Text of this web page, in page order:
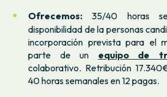
Ofrecemos: 35/40 horas
disponibilidad de la personas
incorporación prevista para el
parte de un equipo de
colaborativo. Retribución
40 horas semanales en 12 pagas.